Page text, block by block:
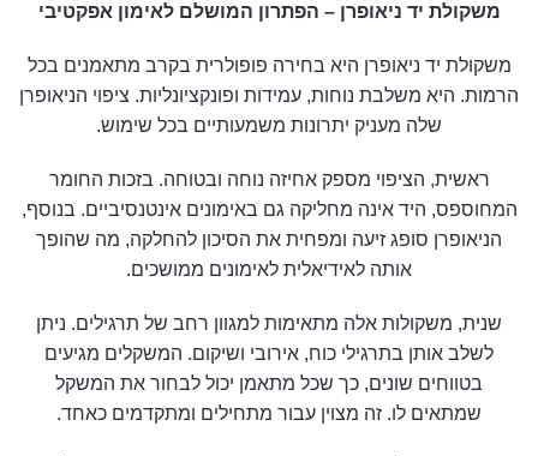
משקולת יד ניאופרן – הפתרון המושלם לאימון אפקטיבי
משקולת יד ניאופרן היא בחירה פופולרית בקרב מתאמנים בכל
הרמות. היא משלבת נוחות, עמידות ופונקציונליות. ציפוי הניאופרן
שלה מעניק יתרונות משמעותיים בכל שימוש.
ראשית, הציפוי מספק אחיזה נוחה ובטוחה. בזכות החומר
המחוספס, היד אינה מחליקה גם באימונים אינטנסיביים. בנוסף,
הניאופרן סופג זיעה ומפחית את הסיכון להחלקה, מה שהופך
אותה לאידיאלית לאימונים ממושכים.
שנית, משקולות אלה מתאימות למגוון רחב של תרגילים. ניתן
לשלב אותן בתרגילי כוח, אירובי ושיקום. המשקלים מגיעים
בטווחים שונים, כך שכל מתאמן יכול לבחור את המשקל
שמתאים לו. זה מצוין עבור מתחילים ומתקדמים כאחד.